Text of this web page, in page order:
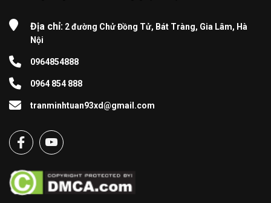
Địa chỉ: 2 đường Chử Đồng Tử, Bát Tràng, Gia Lâm, Hà
Nội
0964854888
0964 854 888
tranminhtuan93xd@gmail.com